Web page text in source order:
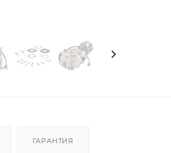
ГАРАНТИЯ